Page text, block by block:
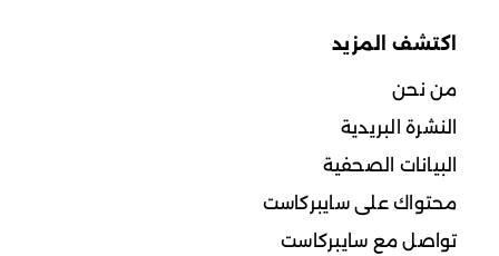
اكتشف المزيد
من نحن
النشرة البريدية
البيانات الصحفية
محتواك على سايبركاست
تواصل مع سايبركاست